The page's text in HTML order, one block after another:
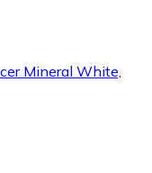
Mineral White,